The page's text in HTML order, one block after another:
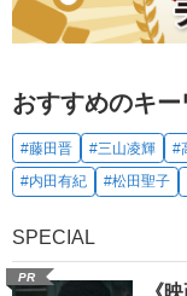
おすすめのキ
#藤田晋 #三山凌輝 #
#内田有紀
#松田聖子
SPECIAL
PR
《